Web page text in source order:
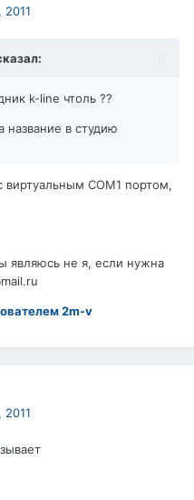
2011
k-line чтоль ??
название в студию
COM1 портом,
являюсь не я, если нужна
2m-v
2011